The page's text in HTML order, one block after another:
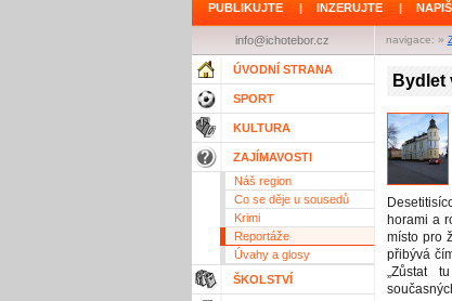
PUBLIKUJTE | INZERUJTE |
navigace: »
info@ichotebor.cz
ÚVODNÍ STRANA
SPORT
KULTURA
ZAJÍMAVOSTI
Náš region
Co se děje u sousedů
Krimi
Reportáže
Úvahy a glosy
ŠKOLSTVÍ
Bydlet
horami a
místo pro
přibývá
„Zůstat